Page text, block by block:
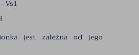
Vs1
jest zależna od jego